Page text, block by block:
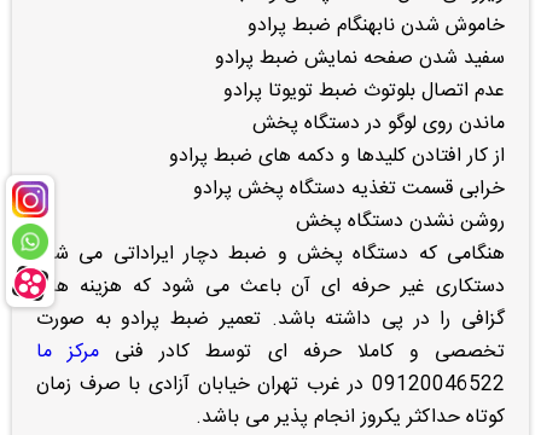
خاموش شدن نابهنگام ضبط پرادو
سفید شدن صفحه نمایش ضبط پرادو
عدم اتصال بلوتوث ضبط تویوتا پرادو
ماندن روی لوگو در دستگاه پخش
از کار افتادن کلیدها و دکمه های ضبط پرادو
خرابی قسمت تغذیه دستگاه پخش پرادو
روشن نشدن دستگاه پخش
هنگامی که دستگاه پخش و ضبط دچار ایراداتی می شود
دستکاری غیر حرفه ای آن باعث می شود که هزینه های
گزافی را در پی داشته باشد. تعمیر ضبط پرادو به صورت
تخصصی و کاملا حرفه ای توسط کادر فنی مرکز ما
09120046522 در غرب تهران خیابان آزادی با صرف زمان
کوتاه حداکثر یکروز انجام پذیر می باشد.